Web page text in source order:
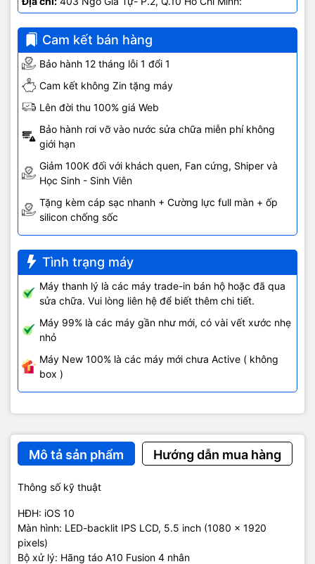
0707.678.707
Cam kết bán hàng
Bảo hành 12 tháng lỗi 1 đổi 1
Cam kết không Zin tặng máy
Lên đời thu 100% giá Web
Bảo hành rơi vỡ vào nước sửa chữa miễn phí không
giới hạn
Giảm 100K đối với khách quen, Fan cứng, Shiper và
Học Sinh - Sinh Viên
Tặng kèm cáp sạc nhanh + Cường lực full màn + ốp
silicon chống sốc
Tình trạng máy
Máy thanh lý là các máy trade-in bán hộ hoặc đã qua
sửa chữa. Vui lòng liên hệ để biết thêm chi tiết.
Máy 99% là các máy gần như mới, có vài vết xước nhẹ
nhỏ
Máy New 100% là các máy mới chưa Active ( không
box )
Mô tả sản phẩm Hướng dẫn mua hàng
Thông số kỹ thuật
HĐH: iOS 10
Màn hình: LED-backlit IPS LCD, 5.5 inch (1080 x 1920
pixels)
Bộ xử lý: Hãng táo A10 Fusion 4 nhân
Bộ đôi iPhone 7 và 7 Plus cũng được trang bị vi xử lý A10 Fusion
được cho là có tốc độ nhanh hơn 40% so với thế hệ chip cũ. Vi xử
lý này còn được tích hợp chip đồ hoạ mới nhanh hơn 50% chip đồ
hoạ trên Hãng táo A9. Hãng táo cũng cho biết hai mẫu iPhone mới
có cải thiện về thời lượng pin, với 12 giờ lướt web trên mạng 4G
Hãng táocho biếtiPhone 7mới sẽ bán ra từ ngày 16/9 tới nhưng
có thể mua ở một số thị trường ngay từ hôm nay. Ở thị trường Mỹ,
mức giá của iPhonemới cũng tương tựiPhone 6svào thời điểm ra
mắt: 649 USD (khoảng 14,5 triệu đồng) với bản 32GB, 749 USD
(khoảng 16,7 triệu đồng) với bản 128GB và 849 USD (18,9 triệu
iPhone 7 và 7 Plus có 3 lựa chọn dung lượng bộ nhớ trong: 32GB,
Một số hình ảnh thực tế iPhone 7 Plus: